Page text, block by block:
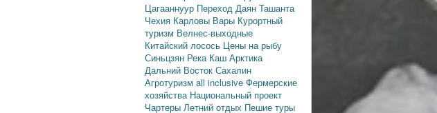
Цагааннуур Переход Даян Ташанта
Чехия Карловы Вары Курортный
туризм Велнес-выходные
Китайский лосось Цены на рыбу
Синьцзян Река Каш Арктика
Дальний Восток Сахалин
Агротуризм all inclusive Фермерские
хозяйства Национальный проект
Чартеры Летний отдых Пешие туры